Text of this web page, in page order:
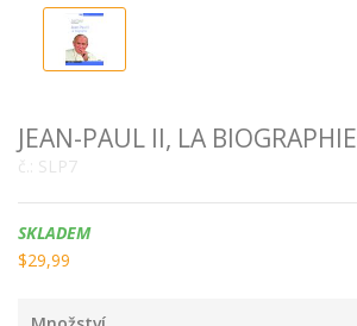
JEAN-PAUL II, LA BIOGRAPHIE
č.: SLP7
Dostupnost:
SKLADEM
$29,99